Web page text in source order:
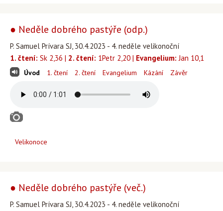
● Neděle dobrého pastýře (odp.)
P. Samuel Prívara SJ, 30.4.2023 - 4. neděle velikonoční
1. čtení: Sk 2,36 | 2. čtení: 1Petr 2,20 | Evangelium: Jan 10,1
Úvod 1. čtení 2. čtení Evangelium Kázání Závěr
Velikonoce
● Neděle dobrého pastýře (več.)
P. Samuel Prívara SJ, 30.4.2023 - 4. neděle velikonoční